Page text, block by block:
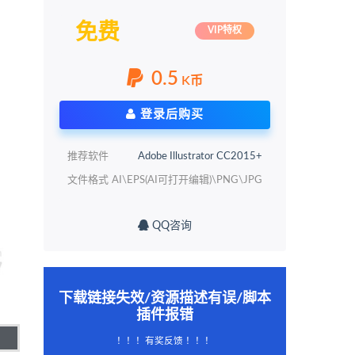
免费 VIP特权
0.5 K币
登录后购买
推荐软件 Adobe Illustrator CC2015+
文件格式 AI\EPS(AI可打开编辑)\PNG\JPG
QQ咨询
下载链接失效/资源描述有误/脚本
插件报错
！！！有奖反馈 ！！！